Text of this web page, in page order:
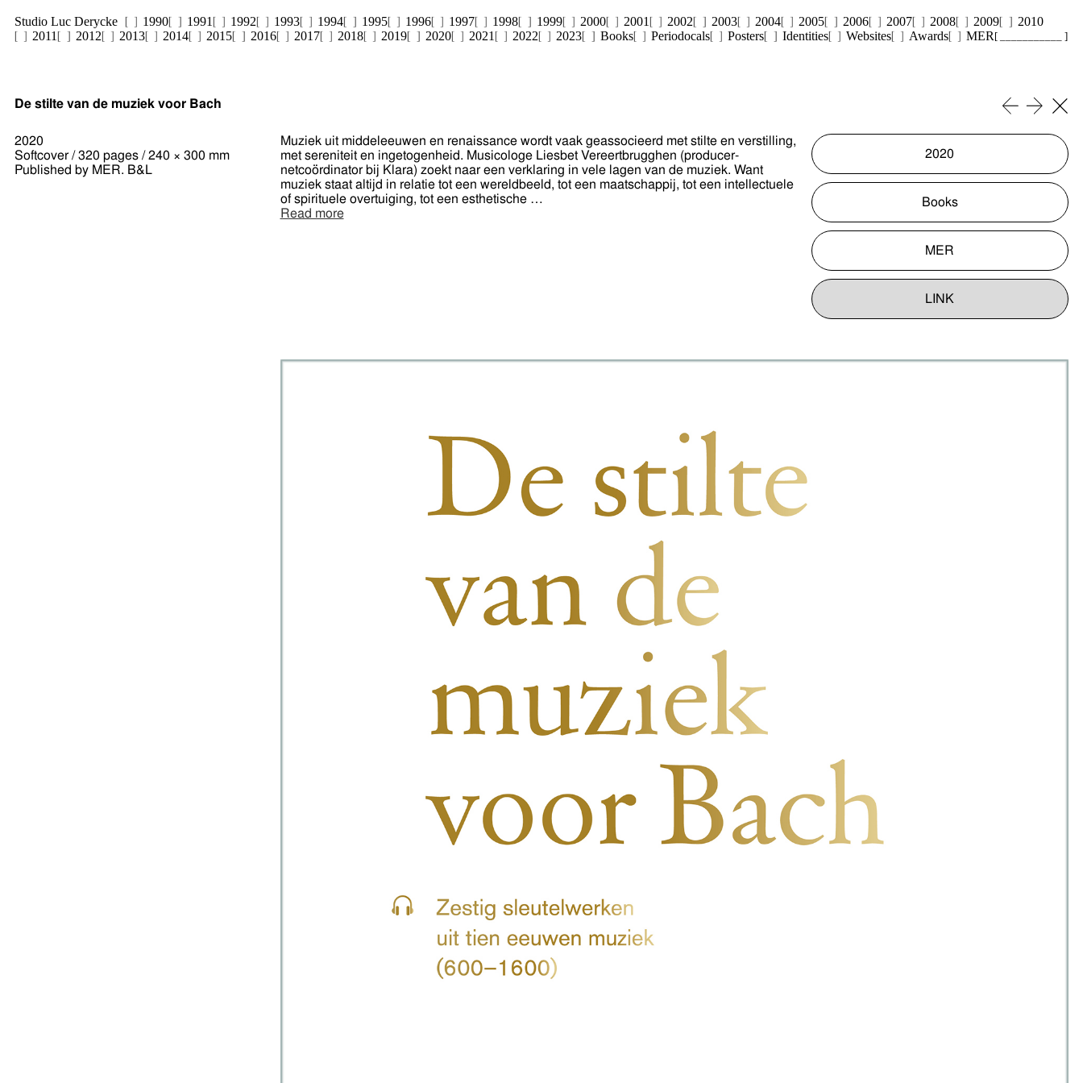
Studio Luc Derycke 1990 1991 1992 1993 1994 1995 1996 1997 1998 1999 2000 2001 2002 2003 2004 2005 2006 2007 2008 2009
2010
2011
2012 2013 2014 2015 2016 2017 2018 2019 2020 2021 2022 2023 Books Periodocals Posters Identities Websites Awards MER [ ___________ ]
De stilte van de muziek voor Bach
2020
Softcover / 320 pages / 240 × 300 mm
Published by MER. B&L
Muziek uit middeleeuwen en renaissance wordt vaak geassocieerd met stilte en verstilling,
met sereniteit en ingetogenheid. Musicologe Liesbet Vereertbrugghen (producer-
netcoördinator bij Klara) zoekt naar een verklaring in vele lagen van de muziek. Want
muziek staat altijd in relatie tot een wereldbeeld, tot een maatschappij, tot een intellectuele
of spirituele overtuiging, tot een esthetische …
Read more
2020
Books
MER
LINK